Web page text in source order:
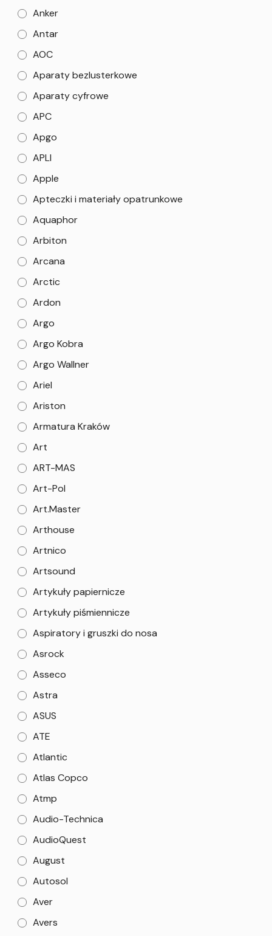
Anker
Antar
AOC
Aparaty bezlusterkowe
Aparaty cyfrowe
APC
Apgo
APLI
Apple
Apteczki i materiały opatrunkowe
Aquaphor
Arbiton
Arcana
Arctic
Ardon
Argo
Argo Kobra
Argo Wallner
Ariel
Ariston
Armatura Kraków
Art
ART-MAS
Art-Pol
Art.Master
Arthouse
Artnico
Artsound
Artykuły papiernicze
Artykuły piśmiennicze
Aspiratory i gruszki do nosa
Asrock
Asseco
Astra
ASUS
ATE
Atlantic
Atlas Copco
Atmp
Audio-Technica
AudioQuest
August
Autosol
Aver
Avers